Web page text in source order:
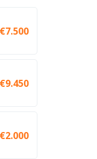
€7.500
€9.450
€2.000